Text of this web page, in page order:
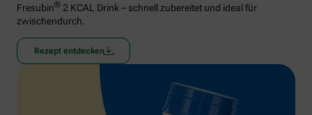
Fresubin® 2 KCAL Drink – schnell zubereitet und ideal für
zwischendurch.
Rezept entdecken